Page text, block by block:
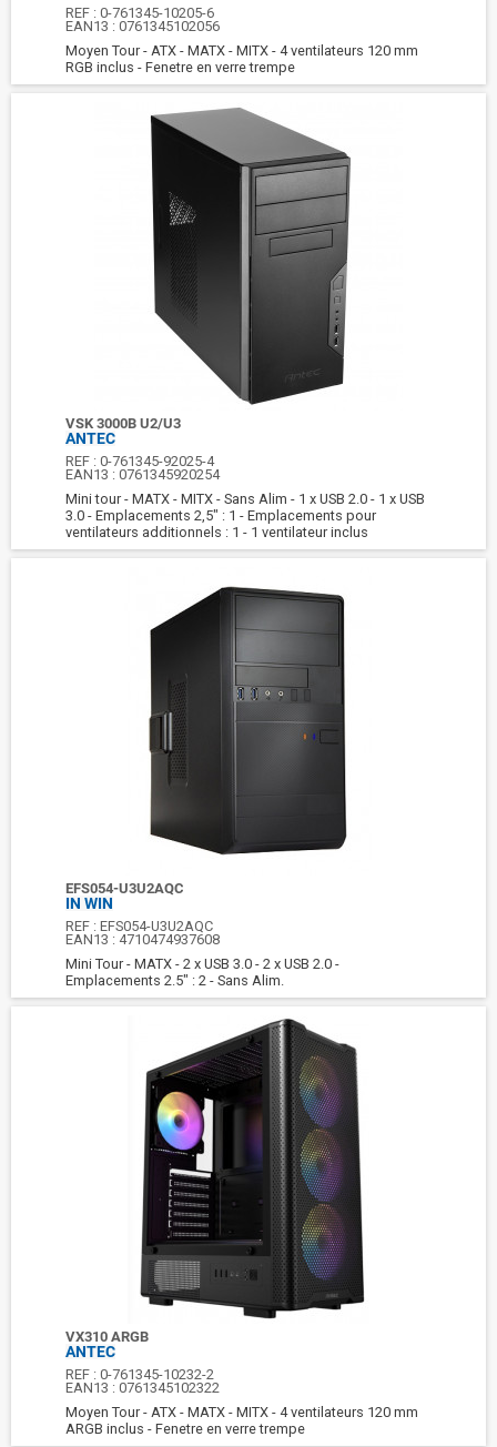
REF :0-761345-10205-6
EAN13 :0761345102056
Moyen Tour - ATX - MATX - MITX - 4 ventilateurs 120 mm
RGB inclus - Fenetre en verre trempe
VSK 3000B U2/U3
ANTEC
REF :0-761345-92025-4
EAN13 :0761345920254
Mini tour - MATX - MITX - Sans Alim - 1 x USB 2.0 - 1 x USB
3.0 - Emplacements 2,5" : 1 - Emplacements pour
ventilateurs additionnels : 1 - 1 ventilateur inclus
EFS054-U3U2AQC
IN WIN
REF :EFS054-U3U2AQC
EAN13 : 4710474937608
Mini Tour - MATX - 2 x USB 3.0 - 2 x USB 2.0 -
Emplacements 2.5" : 2 - Sans Alim.
VX310 ARGB
ANTEC
REF :0-761345-10232-2
EAN13 :0761345102322
Moyen Tour - ATX - MATX - MITX - 4 ventilateurs 120 mm
ARGB inclus - Fenetre en verre trempe